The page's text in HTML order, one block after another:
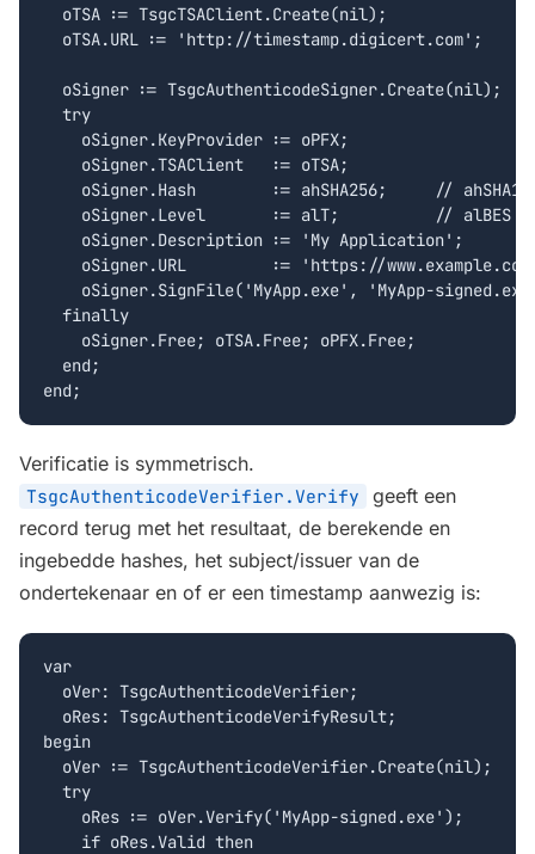
  oTSA := TsgcTSAClient.Create(nil);
  oTSA.URL := 'http://timestamp.digicert.com';
  oSigner := TsgcAuthenticodeSigner.Create(nil);
  try
    oSigner.KeyProvider := oPFX;
    oSigner.TSAClient   := oTSA;
oSigner.Hash        := ahSHA256;     // ahSHA1
oSigner.Level       := alT;          // alBES
    oSigner.Description := 'My Application';
oSigner.URL         := 'https://
oSigner.SignFile('MyApp.exe', 'MyApp-
  finally
    oSigner.Free; oTSA.Free; oPFX.Free;
  end;
end;
Verificatie is symmetrisch.
TsgcAuthenticodeVerifier.Verify
geeft een
record terug met het resultaat, de berekende en
ingebedde hashes, het subject/issuer van de
ondertekenaar en of er een timestamp aanwezig is:
var
  oVer: TsgcAuthenticodeVerifier;
  oRes: TsgcAuthenticodeVerifyResult;
begin
  oVer := TsgcAuthenticodeVerifier.Create(nil);
  try
    oRes := oVer.Verify('MyApp-signed.exe');
    if oRes.Valid then